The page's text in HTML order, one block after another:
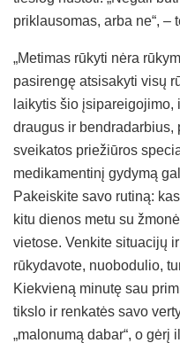
priklausomas, arba ne“, –
„Metimas rūkyti nėra
pasirengę atsisakyti visų
laikytis šio įsipareigojimo,
draugus ir bendradarbius,
sveikatos priežiūros
medikamentinį gydymą
Pakeiskite savo rutiną:
kitu dienos metu su
vietose. Venkite situacijų
rūkydavote, nuobodulio,
Kiekvieną minutę sau
tikslo ir renkatės savo
„malonumą dabar“, o gėrį